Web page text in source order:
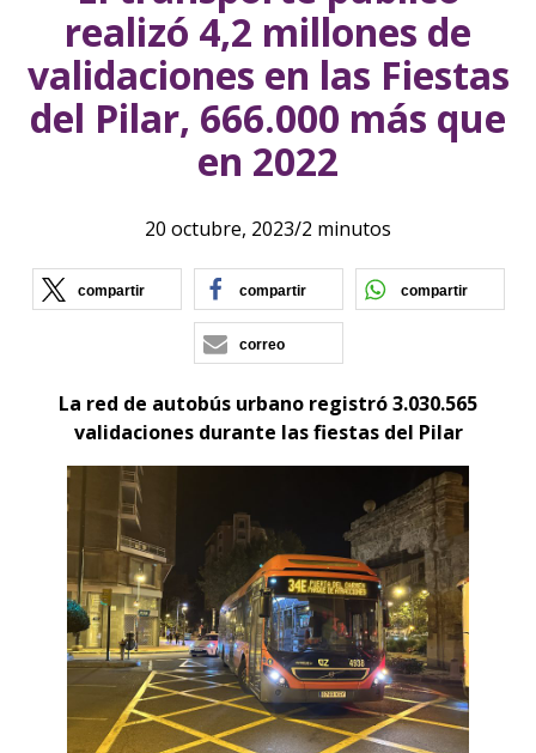
realizó 4,2 millones de
validaciones en las Fiestas
del Pilar, 666.000 más que
en 2022
20 octubre, 2023/2 minutos
compartir (se abre en nueva ventana)
compartir (se abre en nueva
compartir
correo
La red de autobús urbano registró 3.030.565
validaciones durante las fiestas del Pilar